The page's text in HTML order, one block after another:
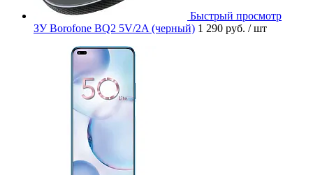
Быстрый просмотр
ЗУ Borofone BQ2 5V/2A (черный) 1 290 руб. / шт